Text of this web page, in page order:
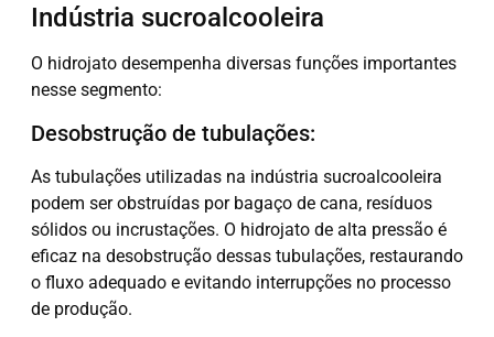
Indústria sucroalcooleira
O hidrojato desempenha diversas funções importantes
nesse segmento:
Desobstrução de tubulações:
As tubulações utilizadas na indústria sucroalcooleira
podem ser obstruídas por bagaço de cana, resíduos
sólidos ou incrustações. O hidrojato de alta pressão é
eficaz na desobstrução dessas tubulações, restaurando
o fluxo adequado e evitando interrupções no processo
de produção.